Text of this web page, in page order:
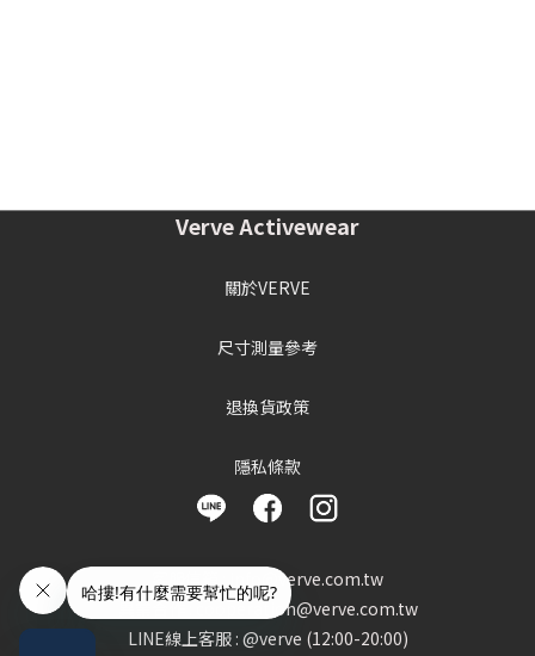
Verve Activewear
關於VERVE
尺寸測量參考
退換貨政策
隱私條款
客服信箱 : info@verve.com.tw
異業合作 : cooperation@verve.com.tw
LINE線上客服 : @verve (12:00-20:00)